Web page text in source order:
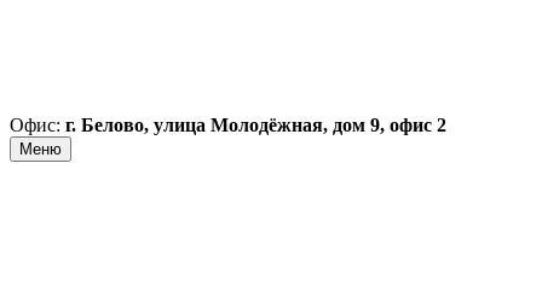
Офис: г. Белово, улица Молодёжная, дом 9, офис 2
Меню